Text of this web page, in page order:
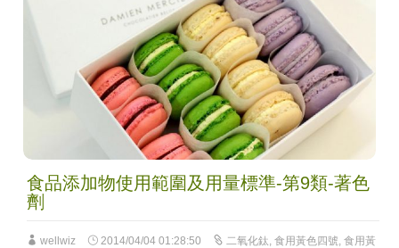
食品添加物使用範圍及用量標準-第9類-著色
劑
wellwiz 2014/04/04 01:28:50 二氧化鈦 食用黃色四號 食用黃